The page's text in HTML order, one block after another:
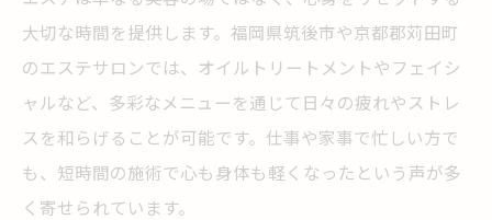
プロの施術がもたらす安心感と信頼
エステを通じて得た自己肯定感アップ
筑後市から始める心身リセット術
エステで叶える心身リセットの新提案
自分らしく輝くエステ活用の秘訣
大切な時間を提供します。福岡県筑後市や京都郡苅田町
のエステサロンでは、オイルトリートメントやフェイシ
ャルなど、多彩なメニューを通じて日々の疲れやストレ
スを和らげることが可能です。仕事や家事で忙しい方で
も、短時間の施術で心も身体も軽くなったという声が多
く寄せられています。